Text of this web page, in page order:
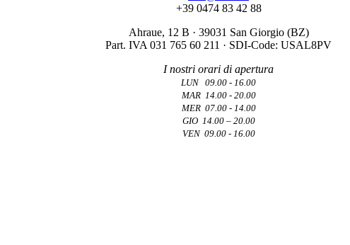
+39 0474 83 42 88
Ahraue, 12 B · 39031 San Giorgio (BZ)
Part. IVA 031 765 60 211 · SDI-Code: USAL8PV
I nostri orari di apertura
LUN 09.00 - 16.00
MAR 14.00 - 20.00
MER 07.00 - 14.00
GIO 14.00 – 20.00
VEN 09.00 - 16.00